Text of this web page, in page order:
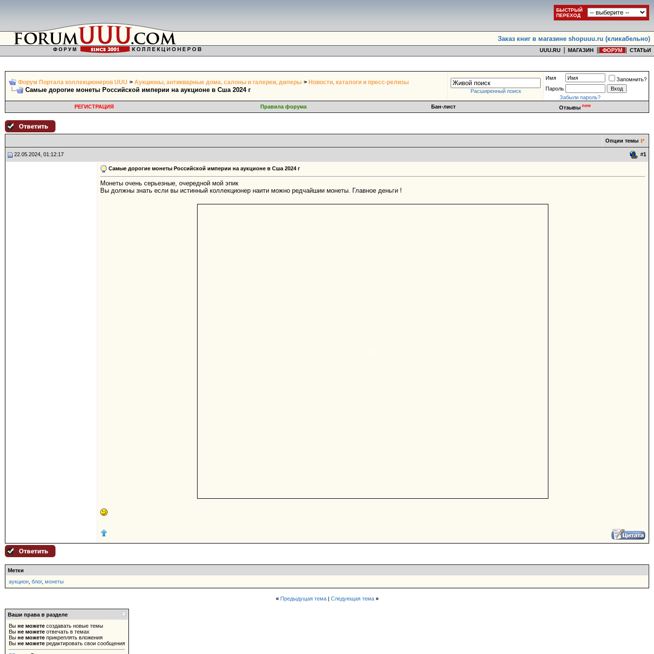
БЫСТРЫЙ
ПЕРЕХОД
Заказ книг в магазине shopuuu.ru (кликабельно)
UUU.RU МАГАЗИН ФОРУМ СТАТЬИ
Форум Портала коллекционеров UUU > Аукционы, антикварные дома, салоны и галереи, дилеры > Новости, каталоги и пресс-релизы
Самые дорогие монеты Российской империи на аукционе в Сша 2024 г Расширенный поиск
Имя
Запомнить?
Пароль
Забыли пароль?
РЕГИСТРАЦИЯ
Правила форума Бан-лист Отзывы new
Опции темы
22.05.2024, 01:12:17 #1
Самые дорогие монеты Российской империи на аукционе в Сша 2024 г
Монеты очень серьезные, очередной мой эпик
Вы должны знать если вы истинный коллекционер наити можно редчайшии монеты. Главное деньги !
Метки
аукцион блог, монеты
« Предыдущая тема| Следующая тема »
Ваши права в разделе
Вы не можете создавать новые темы
Вы не можете отвечать в темах
Вы не можете прикреплять вложения
Вы не можете редактировать свои сообщения